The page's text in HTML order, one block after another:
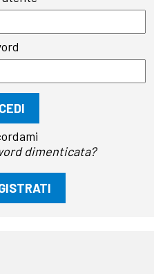
dimenticata?